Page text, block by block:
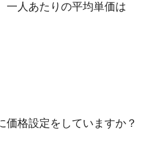
一人あたりの平均単価は
設定をしていますか？